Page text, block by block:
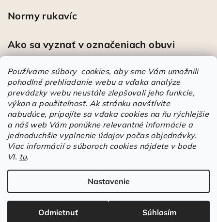
Používame súbory cookies, aby sme Vám umožnili
pohodlné prehliadanie webu a vďaka analýze
prevádzky webu neustále zlepšovali jeho funkcie,
výkon a použiteľnosť. Ak stránku navštívite
nabudúce, pripojíte sa vďaka cookies na ňu rýchlejšie
a náš web Vám ponúkne relevantné informácie a
jednoduchšie vyplnenie údajov počas objednávky.
Viac informácií o súboroch cookies nájdete v bode
VI. tu.
Nastavenie
Odmietnuť Súhlasím
Normy rukavíc
Ako sa vyznať v označeniach obuvi
Heureka
Športové pracovné poltopánky PRESTIGE CLASSIC biele
Hodnotenie produktu je 5 z 5 hviezdičiek.
| Mária
Á
u
e
r
Elstrote®. Všetky práva vyhradené.
nastavenie cookies